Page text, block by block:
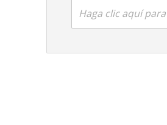
Haga clic aquí